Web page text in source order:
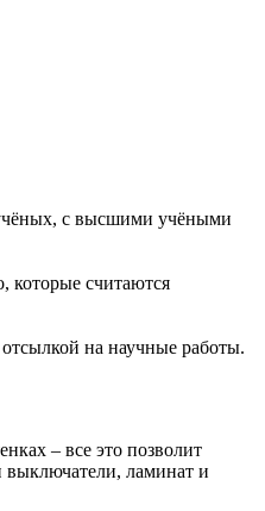
учёных, с высшими учёными
которые считаются
на научные работы.
– все это позволит
выключатели, ламинат и